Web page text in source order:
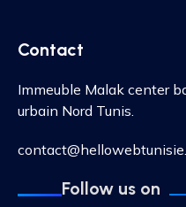
Contact
Immeuble Malak center
urbain Nord Tunis.
Follow us on